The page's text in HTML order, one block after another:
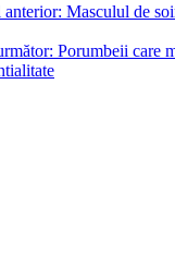
Masculul de
Porumbeii care